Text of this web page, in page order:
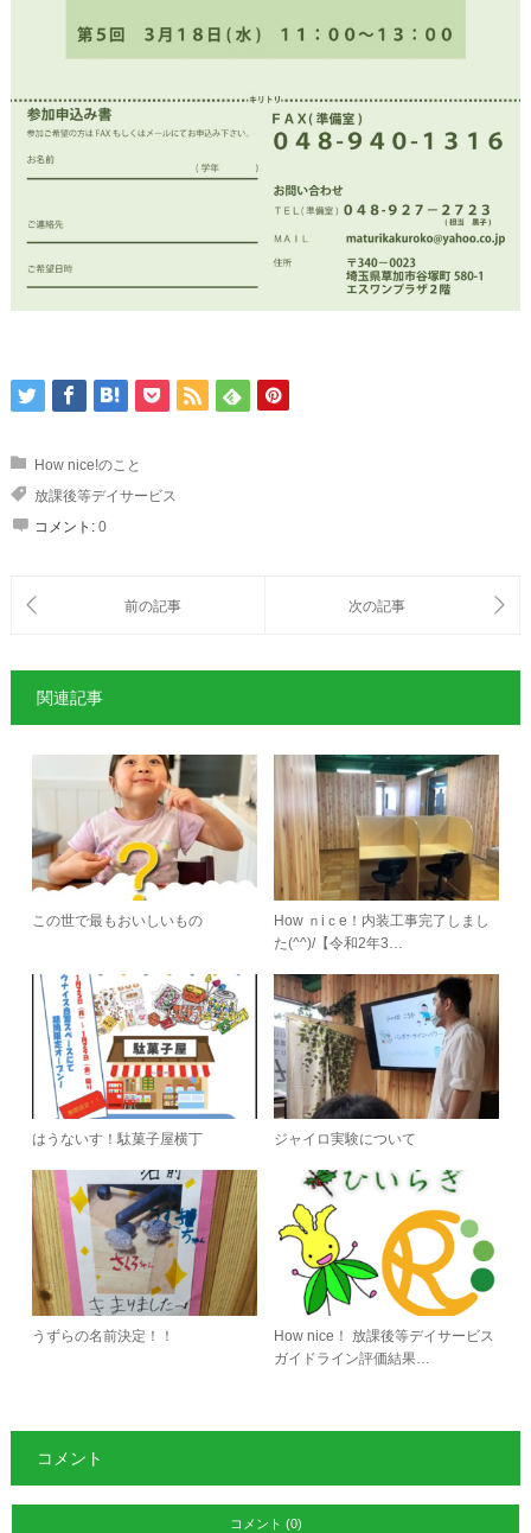
How nice!のこと
放課後等デイサービス
コメント: 0
関連記事
この世で最もおいしいもの
How ｎiｃe！内装工事完了しまし
た(^^)/【令和2年3…
はうないす！駄菓子屋横丁 ジャイロ実験について
うずらの名前決定！！
How nice！ 放課後等デイサービス
ガイドライン評価結果…
コメント
コメント (0)